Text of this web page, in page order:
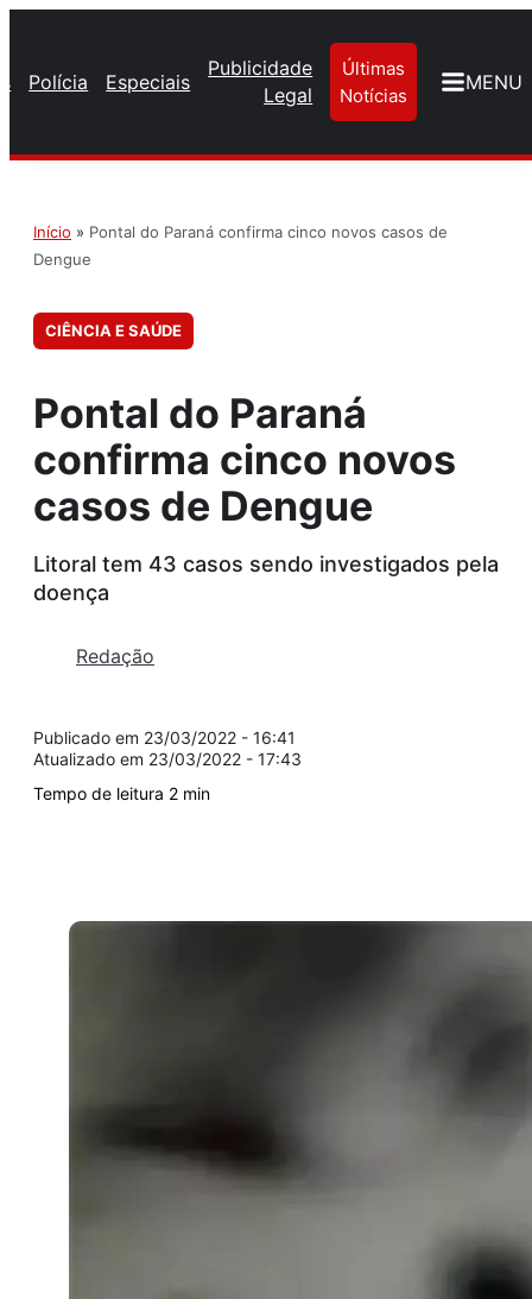
Polícia Especiais
Publicidade
Legal
Últimas
Notícias
MENU
Início » Pontal do Paraná confirma cinco novos casos de
Dengue
CIÊNCIA E SAÚDE
Pontal do Paraná
confirma cinco novos
casos de Dengue
Litoral tem 43 casos sendo investigados pela
doença
Redação
23/03/2022 - 16:41
23/03/2022 - 17:43